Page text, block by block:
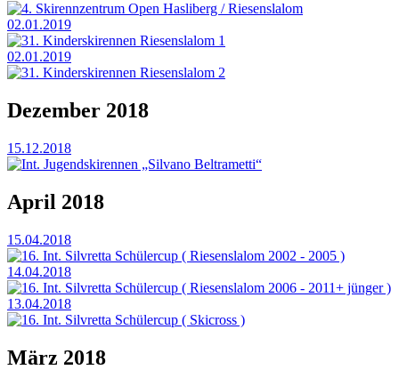
4. Skirennzentrum Open Hasliberg / Riesenslalom
02.01.2019
31. Kinderskirennen Riesenslalom 1
02.01.2019
31. Kinderskirennen Riesenslalom 2
Dezember 2018
15.12.2018
Int. Jugendskirennen „Silvano Beltrametti“
April 2018
15.04.2018
16. Int. Silvretta Schülercup ( Riesenslalom 2002 - 2005 )
14.04.2018
16. Int. Silvretta Schülercup ( Riesenslalom 2006 - 2011+ jünger )
13.04.2018
16. Int. Silvretta Schülercup ( Skicross )
März 2018